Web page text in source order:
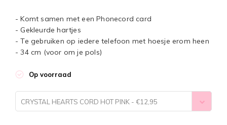
- Komt samen met een Phonecord card
- Gekleurde hartjes
- Te gebruiken op iedere telefoon met hoesje erom heen
- 34 cm (voor om je pols)
Op voorraad
CRYSTAL HEARTS CORD HOT PINK - €12,95